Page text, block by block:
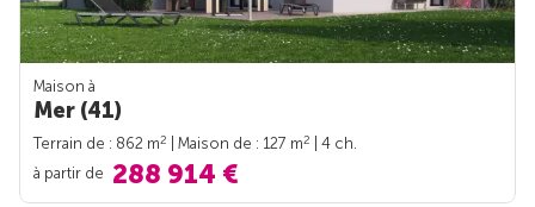
Maison à
Mer (41)
Terrain de : 862 m2 | Maison de : 127 m2
| 4 ch.
à partir de 288 914 €